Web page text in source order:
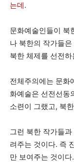
는데.
문화예술인들이 북
나 북한의 작가들
북한 체제를 선전
전체주의에는 문화
화예술은 선전선동
소련이 그랬고, 북
그런 북한 작가들
려주는 것이다. 즉
만 보여주는 것이